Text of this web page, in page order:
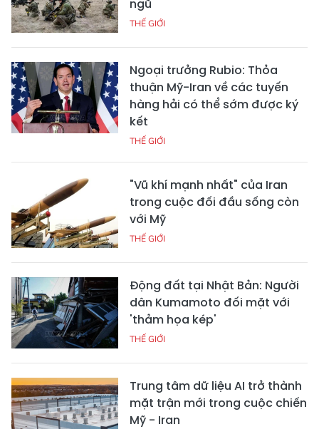
ngũ
THẾ GIỚI
Ngoại trưởng Rubio: Thỏa
thuận Mỹ-Iran về các tuyến
hàng hải có thể sớm được ký
kết
THẾ GIỚI
"Vũ khí mạnh nhất" của Iran
trong cuộc đối đầu sống còn
với Mỹ
THẾ GIỚI
Động đất tại Nhật Bản: Người
dân Kumamoto đối mặt với
'thảm họa kép'
THẾ GIỚI
Trung tâm dữ liệu AI trở thành
mặt trận mới trong cuộc chiến
Mỹ - Iran